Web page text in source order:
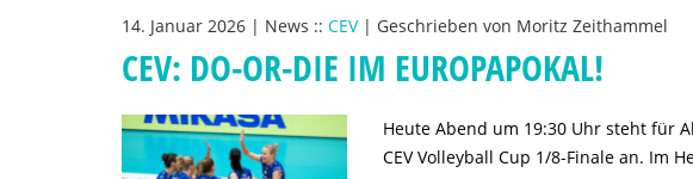
14. Januar 2026 | News :: CEV | Geschrieben von Moritz Zeithammel
CEV: DO-OR-DIE IM EUROPAPOKAL!
Heute Abend um 19:30 Uhr steht für
CEV Volleyball Cup 1/8-Finale an. Im